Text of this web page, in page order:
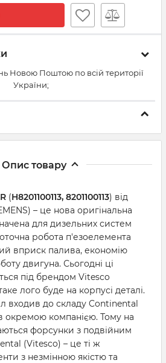
Новою Поштою по всій території
України;
Опис товару
(H8201100113, 8201100113) від
– це нова оригінальна
для дизельних систем
робота п'езоелемента
вприск палива, економію
двигуна. Сьогодні ці
під брендом Vitesco
лого буде на корпусі деталі.
входив до складу Continental
окремою компанією. Тому на
форсунки з подвійним
(Vitesco) – це ті ж
з незмінною якістю та